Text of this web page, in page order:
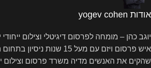
אודות yogev cohen
איש פרסום ויזם עם מעל 15 שנות
שהקים את האנשים מדיה משרד פרסום וצילום